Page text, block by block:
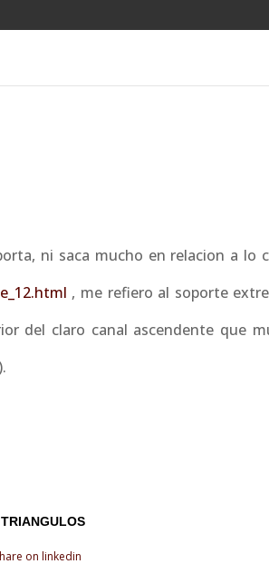
ni saca mucho en relacion a lo
, me refiero al soporte
del claro canal ascendente que
TRIANGULOS